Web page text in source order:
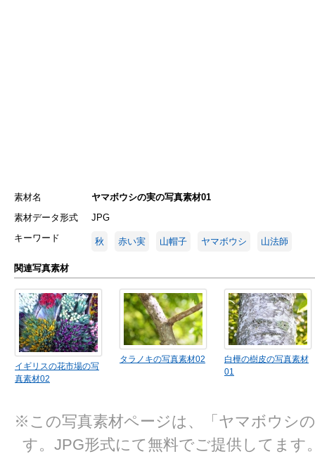
素材名
ヤマボウシの実の写真素材01
素材データ形式
JPG
キーワード
秋 赤い実 山帽子 ヤマボウシ 山法師
関連写真素材
イギリスの花市場の写
真素材02
タラノキの写真素材02
白樺の樹皮の写真素材
01
※この写真素材ページは、「ヤマボウシ
す。JPG形式にて無料でご提供してます